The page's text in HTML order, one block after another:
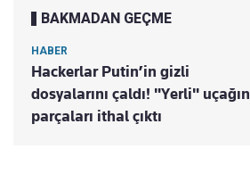
BAKMADAN GEÇME
HABER
Hackerlar Putin’in gizli
dosyalarını çaldı! "Yerli" uçağın
parçaları ithal çıktı